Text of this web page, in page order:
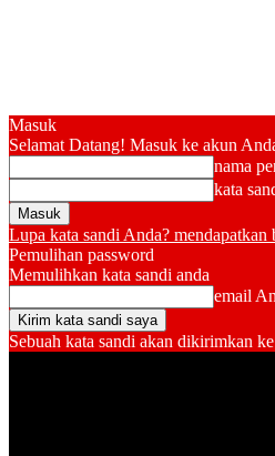
Masuk
Selamat Datang! Masuk ke akun
nama
kata
Lupa kata sandi Anda? mendapatkan
Pemulihan password
Memulihkan kata sandi anda
email
Sebuah kata sandi akan dikirimkan